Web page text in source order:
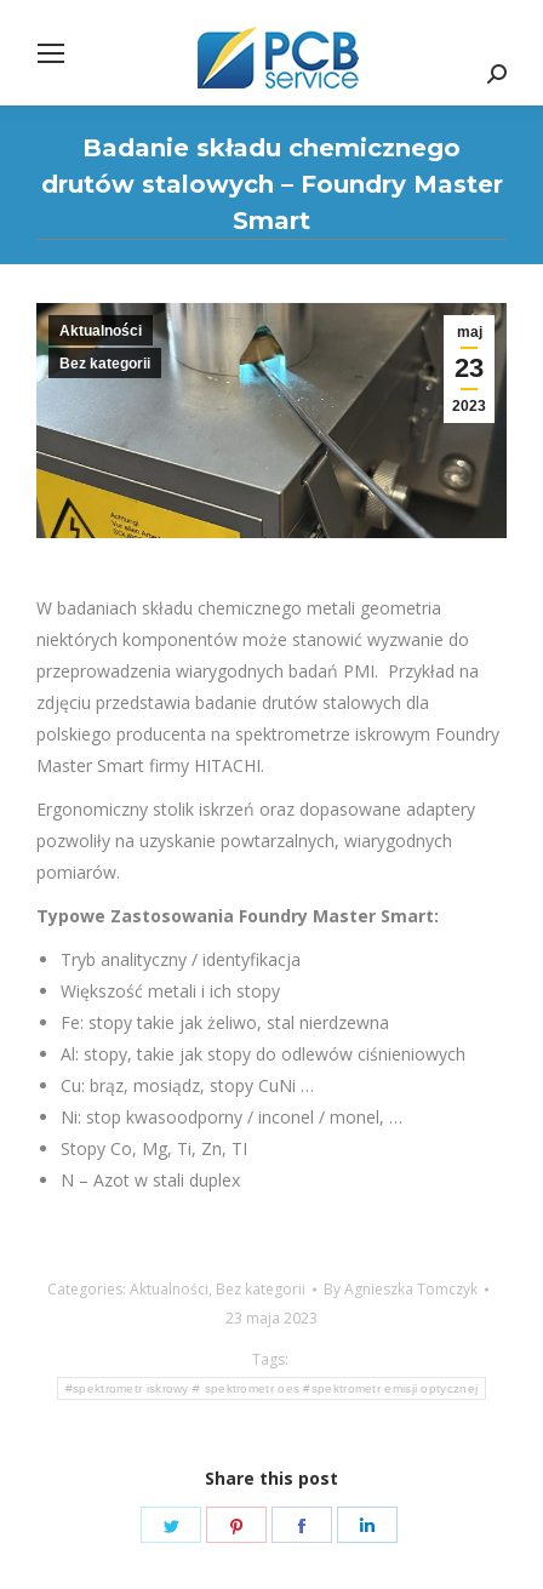
Search:
Badanie składu chemicznego
drutów stalowych – Foundry Master
Smart
maj
23
2023
Aktualności
Bez kategorii
W badaniach składu chemicznego metali geometria
niektórych komponentów może stanowić wyzwanie do
przeprowadzenia wiarygodnych badań PMI. Przykład na
zdjęciu przedstawia badanie drutów stalowych dla
polskiego producenta na spektrometrze iskrowym Foundry
Master Smart firmy HITACHI.
Ergonomiczny stolik iskrzeń oraz dopasowane adaptery
pozwoliły na uzyskanie powtarzalnych, wiarygodnych
pomiarów.
Typowe Zastosowania Foundry Master Smart:
Tryb analityczny / identyfikacja
Większość metali i ich stopy
Fe: stopy takie jak żeliwo, stal nierdzewna
Al: stopy, takie jak stopy do odlewów ciśnieniowych
Cu: brąz, mosiądz, stopy CuNi …
Ni: stop kwasoodporny / inconel / monel, …
Stopy Co, Mg, Ti, Zn, TI
N – Azot w stali duplex
Categories: Aktualności, Bez kategorii ByAgnieszka Tomczyk
23 maja 2023
Tags:
#spektrometr iskrowy # spektrometr oes #spektrometr emisji optycznej
Share this post
Share
Share
Share